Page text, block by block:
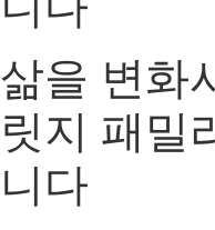
삶을 변화
릿지 패밀
니다